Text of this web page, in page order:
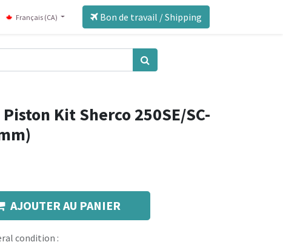
Français (CA) Bon de travail / Shipping
Kit Sherco 250SE/SC-
AJOUTER AU PANIER
condition :